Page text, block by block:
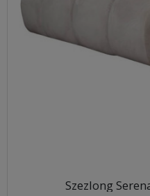
Szezlong